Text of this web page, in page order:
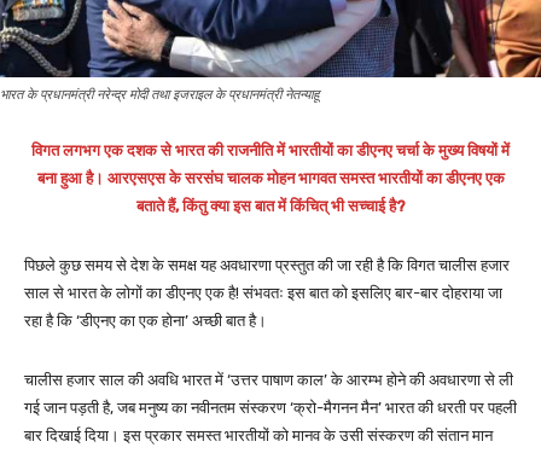
भारत के प्रधानमंत्री नरेन्द्र मोदी तथा इजराइल के प्रधानमंत्री नेतन्याहू
विगत लगभग एक दशक से भारत की राजनीति में भारतीयों का डीएनए चर्चा के मुख्य विषयों में
बना हुआ है। आरएसएस के सरसंघ चालक मोहन भागवत समस्त भारतीयों का डीएनए एक
बताते हैं, किंतु क्या इस बात में किंचित् भी सच्चाई है?
पिछले कुछ समय से देश के समक्ष यह अवधारणा प्रस्तुत की जा रही है कि विगत चालीस हजार
साल से भारत के लोगों का डीएनए एक है! संभवतः इस बात को इसलिए बार-बार दोहराया जा
रहा है कि ‘डीएनए का एक होना’ अच्छी बात है।
चालीस हजार साल की अवधि भारत में ‘उत्तर पाषाण काल’ के आरम्भ होने की अवधारणा से ली
गई जान पड़ती है, जब मनुष्य का नवीनतम संस्करण ‘क्रो-मैगनन मैन’ भारत की धरती पर पहली
बार दिखाई दिया। इस प्रकार समस्त भारतीयों को मानव के उसी संस्करण की संतान मान